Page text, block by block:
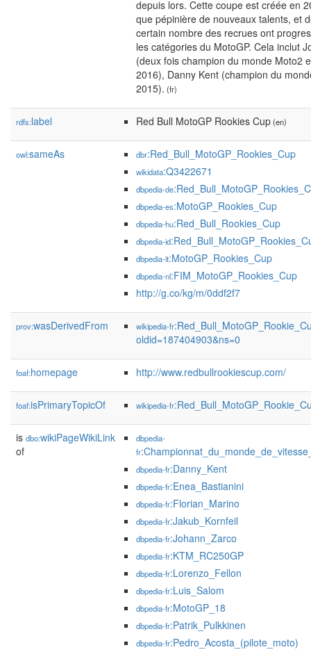
depuis lors. Cette coupe est créée en
que pépinière de nouveaux talents, et
certain nombre des recrues ont
les catégories du MotoGP. Cela inclut
(deux fois champion du monde Moto2
2016), Danny Kent (champion du
2015). (fr)
rdfs:label Red Bull MotoGP Rookies Cup(en)
owl:sameAs dbr:Red_Bull_MotoGP_Rookies_Cup
wikidata:Q3422671
dbpedia-de
dbpedia-es:MotoGP_Rookies_Cup
dbpedia-hu:Red_Bull_Rookies_Cup
dbpedia-id
dbpedia-it:MotoGP_Rookies_Cup
dbpedia-nl:FIM_MotoGP_Rookies_Cup
http://g.co/kg/m/0ddf2f7
prov:wasDerivedFrom wikipedia-fr
oldid=187404903&ns=0
foaf:homepage http://www.redbullrookiescup.com/
foaf:isPrimaryTopicOf wikipedia-fr
is dbo:wikiPageWikiLink
of
dbpedia-
fr
dbpedia-fr:Danny_Kent
dbpedia-fr:Enea_Bastianini
dbpedia-fr:Florian_Marino
dbpedia-fr:Jakub_Kornfeil
dbpedia-fr:Johann_Zarco
dbpedia-fr:KTM_RC250GP
dbpedia-fr:Lorenzo_Fellon
dbpedia-fr:Luis_Salom
dbpedia-fr:MotoGP_18
dbpedia-fr:Patrik_Pulkkinen
dbpedia-fr:Pedro_Acosta_(pilote_moto)